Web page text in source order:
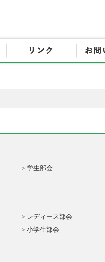
協会概要 各種書式
学生部会
レディース部会
小学生部会